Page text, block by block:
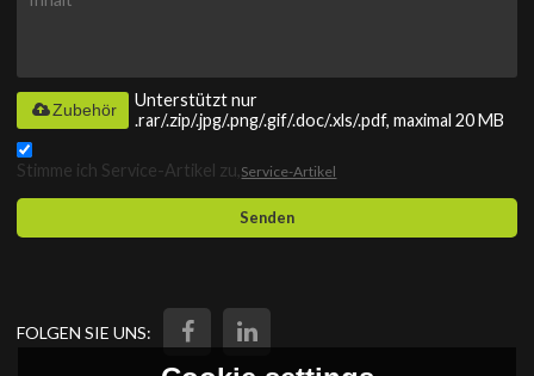
Unterstützt nur
.rar/.zip/.jpg/.png/.gif/.doc/.xls/.pdf, maximal 20 MB
Zubehör
Stimme ich Service-Artikel zu, Service-Artikel
Senden
FOLGEN SIE UNS: